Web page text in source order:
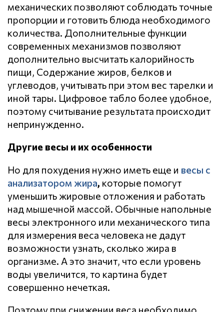
механических позволяют соблюдать точные
пропорции и готовить блюда необходимого
количества. Дополнительные функции
современных механизмов позволяют
дополнительно высчитать калорийность
пищи, Содержание жиров, белков и
углеводов, учитывать при этом вес тарелки и
иной тары. Цифровое табло более удобное,
поэтому считывание результата происходит
непринужденно.
Другие весы и их особенности
Но для похудения нужно иметь еще и весы с
анализатором жира, которые помогут
уменьшить жировые отложения и работать
над мышечной массой. Обычные напольные
весы электронного или механического типа
для измерения веса человека не дадут
возможности узнать, сколько жира в
организме. А это значит, что если уровень
воды увеличится, то картина будет
совершенно нечеткая.
Поэтому при снижении веса необходимо